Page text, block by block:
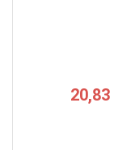
20,83